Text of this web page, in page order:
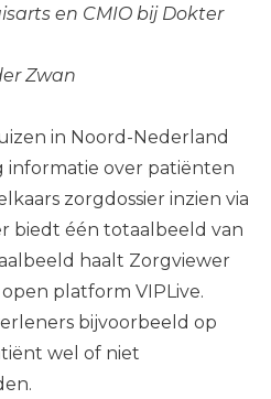
en CMIO bij Dokter
Zwan
in Noord-Nederland
informatie over patiënten
zorgdossier inzien via
biedt één totaalbeeld van
haalt Zorgviewer
platform VIPLive.
bijvoorbeeld op
wel of niet